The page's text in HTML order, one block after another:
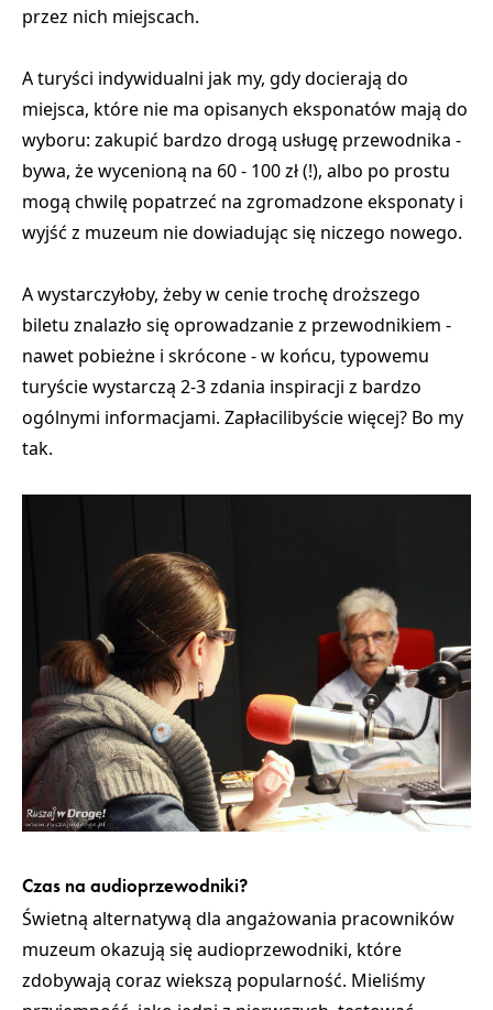
przez nich miejscach.
A turyści indywidualni jak my, gdy docierają do
miejsca, które nie ma opisanych eksponatów mają do
wyboru: zakupić bardzo drogą usługę przewodnika -
bywa, że wycenioną na 60 - 100 zł (!), albo po prostu
mogą chwilę popatrzeć na zgromadzone eksponaty i
wyjść z muzeum nie dowiadując się niczego nowego.
A wystarczyłoby, żeby w cenie trochę droższego
biletu znalazło się oprowadzanie z przewodnikiem -
nawet pobieżne i skrócone - w końcu, typowemu
turyście wystarczą 2-3 zdania inspiracji z bardzo
ogólnymi informacjami. Zapłacilibyście więcej? Bo my
tak.
Czas na audioprzewodniki?
Świetną alternatywą dla angażowania pracowników
muzeum okazują się audioprzewodniki, które
zdobywają coraz wiekszą popularność. Mieliśmy